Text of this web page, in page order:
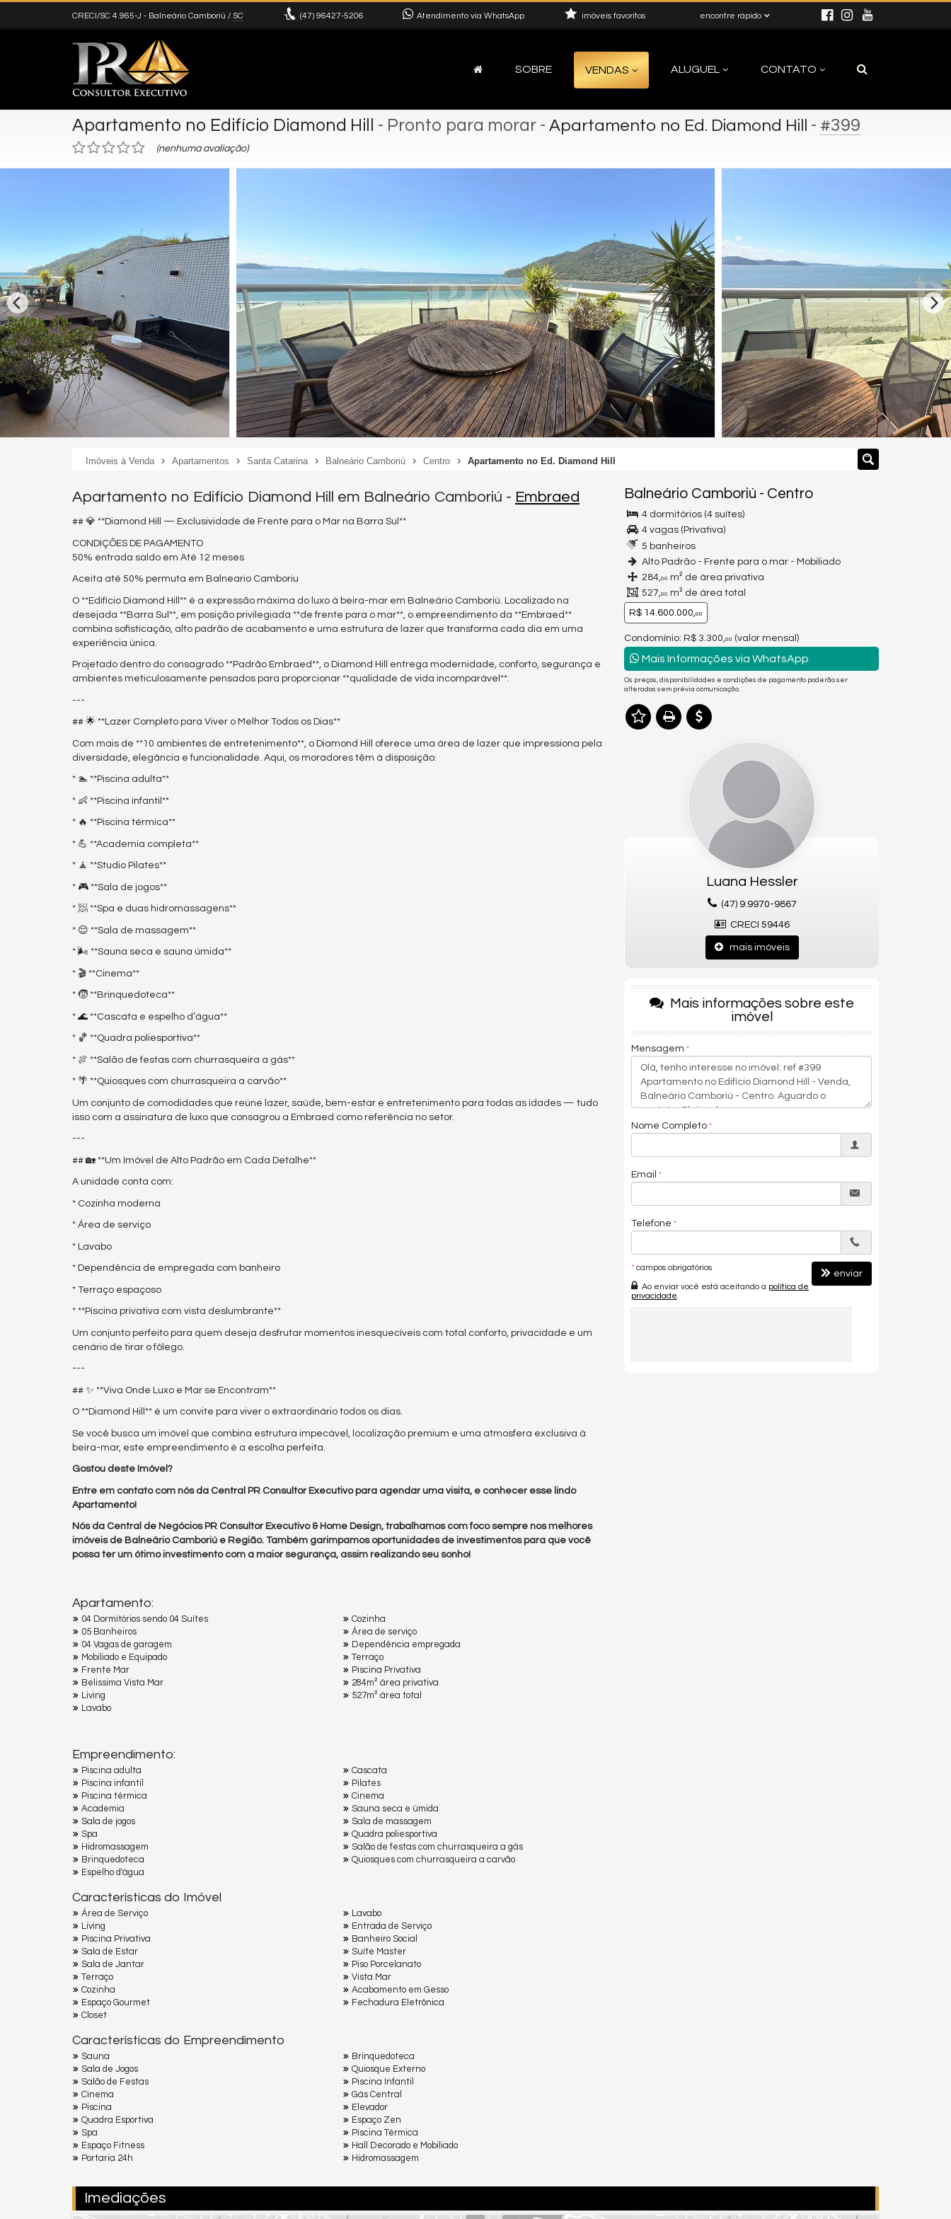
CRECI/SC 4.965-J - Balneário Camboriú / SC (47) 96427-5206 Atendimento via WhatsApp encontre rápido
imóveis favoritos
SOBRE VENDAS ALUGUEL CONTATO
Apartamento no Edifício Diamond Hill - Pronto para morar - Apartamento no Ed. Diamond Hill - #399
(nenhuma avaliação)
Imóveis à Venda Apartamentos Santa Catarina Balneário Camboriú Centro Apartamento no Ed. Diamond Hill
Apartamento no Edifício Diamond Hill em Balneário Camboriú - Embraed
## 💎 **Diamond Hill — Exclusividade de Frente para o Mar na Barra Sul**
CONDIÇÕES DE PAGAMENTO
50% entrada saldo em Até 12 meses
Aceita até 50% permuta em Balneario Camboriu
O **Edifício Diamond Hill** é a expressão máxima do luxo à beira-mar em Balneário Camboriú. Localizado na
desejada **Barra Sul**, em posição privilegiada **de frente para o mar**, o empreendimento da **Embraed**
combina sofisticação, alto padrão de acabamento e uma estrutura de lazer que transforma cada dia em uma
experiência única.
Projetado dentro do consagrado **Padrão Embraed**, o Diamond Hill entrega modernidade, conforto, segurança e
ambientes meticulosamente pensados para proporcionar **qualidade de vida incomparável**.
---
## 🌟 **Lazer Completo para Viver o Melhor Todos os Dias**
Com mais de **10 ambientes de entretenimento**, o Diamond Hill oferece uma área de lazer que impressiona pela
diversidade, elegância e funcionalidade. Aqui, os moradores têm à disposição:
* 🏊 **Piscina adulta**
* 👶 **Piscina infantil**
* 🔥 **Piscina térmica**
* 💪 **Academia completa**
* 🧘 **Studio Pilates**
* 🎮 **Sala de jogos**
* 🧖 **Spa e duas hidromassagens**
* 😌 **Sala de massagem**
* 🌬️ **Sauna seca e sauna úmida**
* 🎬 **Cinema**
* 🧒 **Brinquedoteca**
* 🌊 **Cascata e espelho d’água**
* 🏀 **Quadra poliesportiva**
* 🍖 **Salão de festas com churrasqueira a gás**
* 🌴 **Quiosques com churrasqueira a carvão**
Um conjunto de comodidades que reúne lazer, saúde, bem-estar e entretenimento para todas as idades — tudo
isso com a assinatura de luxo que consagrou a Embraed como referência no setor.
---
## 🏡 **Um Imóvel de Alto Padrão em Cada Detalhe**
A unidade conta com:
* Cozinha moderna
* Área de serviço
* Lavabo
* Dependência de empregada com banheiro
* Terraço espaçoso
* **Piscina privativa com vista deslumbrante**
Um conjunto perfeito para quem deseja desfrutar momentos inesquecíveis com total conforto, privacidade e um
cenário de tirar o fôlego.
---
## ✨ **Viva Onde Luxo e Mar se Encontram**
O **Diamond Hill** é um convite para viver o extraordinário todos os dias.
Se você busca um imóvel que combina estrutura impecável, localização premium e uma atmosfera exclusiva à
beira-mar, este empreendimento é a escolha perfeita.
Gostou deste Imóvel?
Entre em contato com nós da Central PR Consultor Executivo para agendar uma visita, e conhecer esse lindo
Apartamento!
Nós da Central de Negócios PR Consultor Executivo & Home Design, trabalhamos com foco sempre nos melhores
imóveis de Balneário Camboriú e Região. Também garimpamos oportunidades de investimentos para que você
possa ter um ótimo investimento com a maior segurança, assim realizando seu sonho!
Apartamento:
04 Dormitórios sendo 04 Suítes
05 Banheiros
04 Vagas de garagem
Mobiliado e Equipado
Frente Mar
Belissima Vista Mar
Living
Lavabo
Cozinha
Área de serviço
Dependência empregada
Terraço
Piscina Privativa
284m² área privativa
527m² área total
Empreendimento:
Piscina adulta
Piscina infantil
Piscina térmica
Academia
Sala de jogos
Spa
Hidromassagem
Brinquedoteca
Espelho d'água
Cascata
Pilates
Cinema
Sauna seca e úmida
Sala de massagem
Quadra poliesportiva
Salão de festas com churrasqueira a gás
Quiosques com churrasqueira a carvão
Características do Imóvel
Área de Serviço
Living
Piscina Privativa
Sala de Estar
Sala de Jantar
Terraço
Cozinha
Espaço Gourmet
Closet
Lavabo
Entrada de Serviço
Banheiro Social
Suíte Master
Piso Porcelanato
Vista Mar
Acabamento em Gesso
Fechadura Eletrônica
Características do Empreendimento
Sauna
Sala de Jogos
Salão de Festas
Cinema
Piscina
Quadra Esportiva
Spa
Espaço Fitness
Portaria 24h
Brinquedoteca
Quiosque Externo
Piscina Infantil
Gás Central
Elevador
Espaço Zen
Pìscina Térmica
Hall Decorado e Mobiliado
Hidromassagem
Balneário Camboriú - Centro
4 dormitórios (4 suítes)
4 vagas (Privativa)
5 banheiros
Alto Padrão - Frente para o mar - Mobiliado
284,00 m² de área privativa
527,00 m² de área total
R$ 14.600.000,00
Condomínio: R$ 3.300, 00 (valor mensal)
Mais Informações via WhatsApp
Os preços, disponibilidades e condições de pagamento poderão ser
alterados sem prévia comunicação.
Luana Hessler
(47) 9.9970-9867
CRECI 59446
mais imóveis
Mais informações sobre este
imóvel
Mensagem
Nome Completo
Email
Telefone
* campos obrigatórios
Ao enviar você está aceitando a política de
privacidade
enviar
Imediações